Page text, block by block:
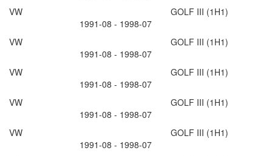
VW GOLF III (1H1)
1991-08 - 1998-07
VW GOLF III (1H1)
1991-08 - 1998-07
VW GOLF III (1H1)
1991-08 - 1998-07
VW GOLF III (1H1)
1991-08 - 1998-07
VW GOLF III (1H1)
1991-08 - 1998-07